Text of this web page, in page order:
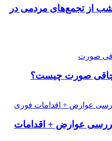
از تجمع‌های مردمی در
چاقی صورت چیست؟
بررسی عوارض + اقدامات